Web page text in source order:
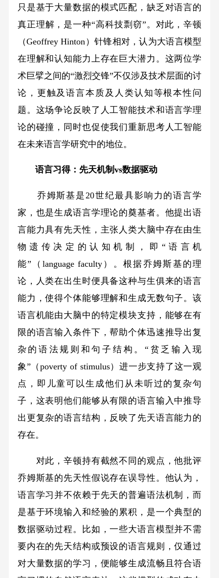
只是基于大量数据的模式匹配，缺乏对语言的
真正理解，是一种“高科技剽窃”。对此，辛顿
（Geoffrey Hinton）针锋相对，认为大语言模型
在理解和认知能力上存在巨大潜力。这两位学
术巨擘之间的“激烈交锋”不仅涉及技术层面的讨
论，更触及语言本质及人类认知等根本性问
题。这场争论反映了人工智能技术和语言学理
论的碰撞，同时也促使我们重新思考人工智能
在未来语言学研究中的地位。
语言习得：先天机制vs数据驱动
乔姆斯基是20世纪最具影响力的语言学
家，也是生成语言学理论的奠基者。他提出语
言能力具有先天性，主张人类大脑中存在由生
物遗传决定的认知机制，即“语言机
能”（language faculty）。根据乔姆斯基的理
论，人类在出生时便具备这种与生俱来的语言
能力，使得个体能够理解和生成无数句子。该
语言机能由大脑中的特定模块支持，能够在有
限的语言输入条件下，帮助个体迅速推导出复
杂的语法规则和句子结构。“贫乏输入现
象”（poverty of stimulus）进一步支持了这一观
点，即儿童可以生成他们从未听过的复杂句
子，这表明他们能够从有限的语言输入中推导
出更复杂的语言结构，反映了先天语言能力的
存在。
对此，辛顿持有截然不同的观点，他批评
乔姆斯基的先天性假说存在误导性。他认为，
语言学习并不依赖于先天的普遍语法机制，而
是基于环境输入和经验的累积，是一个典型的
数据驱动过程。比如，一些大语言模型并不需
要内在的先天结构或预设的语言规则，仅通过
对大量数据的学习，便能够生成流畅且符合语